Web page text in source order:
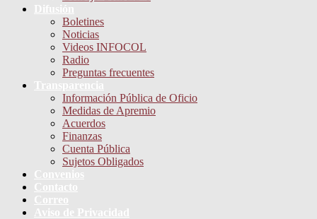
Difusión
Boletines
Noticias
Videos INFOCOL
Radio
Preguntas frecuentes
Transparencia
Información Pública de Oficio
Medidas de Apremio
Acuerdos
Finanzas
Cuenta Pública
Sujetos Obligados
Convenios
Contacto
Correo
Aviso de Privacidad